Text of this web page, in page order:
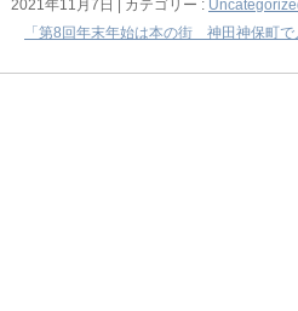
2021年11月7日 | カテゴリー :
「第8回年末年始は本の街 神田神保町で